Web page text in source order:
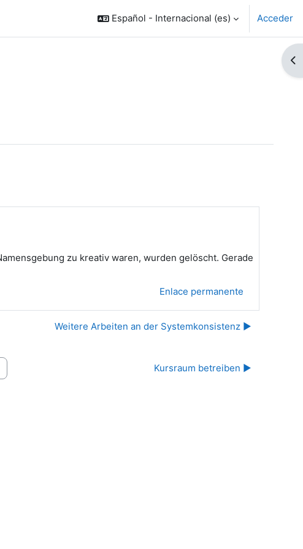
Español - Internacional ‎(es)‎ Acceder
zu kreativ waren, wurden gelöscht. Gerade
Enlace permanente
Weitere Arbeiten an der Systemkonsistenz ▶︎
Kursraum betreiben ▶︎